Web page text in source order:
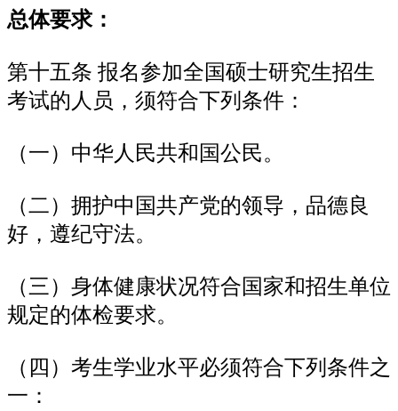
总体要求：
第十五条 报名参加全国硕士研究生招生
考试的人员，须符合下列条件：
（一）中华人民共和国公民。
（二）拥护中国共产党的领导，品德良
好，遵纪守法。
（三）身体健康状况符合国家和招生单位
规定的体检要求。
（四）考生学业水平必须符合下列条件之
一：